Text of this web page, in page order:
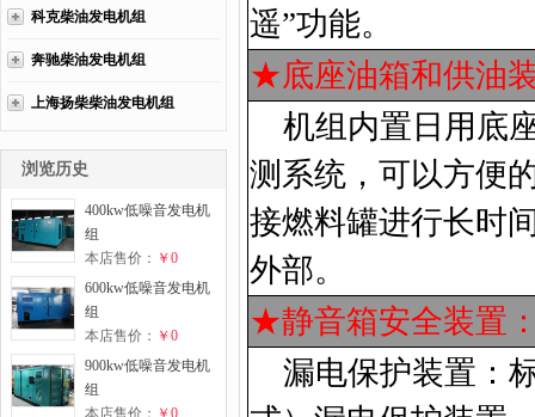
科克柴油发电机组
奔驰柴油发电机组
上海扬柴柴油发电机组
浏览历史
400kw低噪音发电机
组
本店售价： ￥0
600kw低噪音发电机
组
本店售价： ￥0
900kw低噪音发电机
组
本店售价： ￥0
遥”功能。
★底座油箱和供油
机组内置日用底
测系统，可以方便
接燃料罐进行长时
外部。
★静音箱安全装置
漏电保护装置：